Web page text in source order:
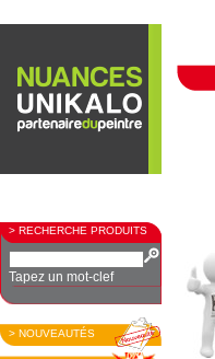
> RECHERCHE PRODUITS
Tapez un mot-clef
> NOUVEAUTÉS